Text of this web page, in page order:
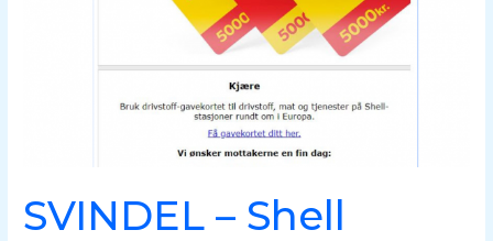
SVINDEL – Shell